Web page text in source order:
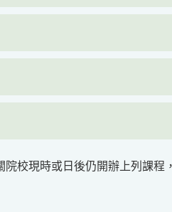
院校現時或日後仍開辦上列課